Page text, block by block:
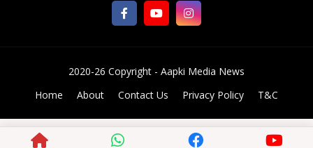
2020-26 Copyright - Aapki Media News
Home
About Contact Us Privacy Policy T&C